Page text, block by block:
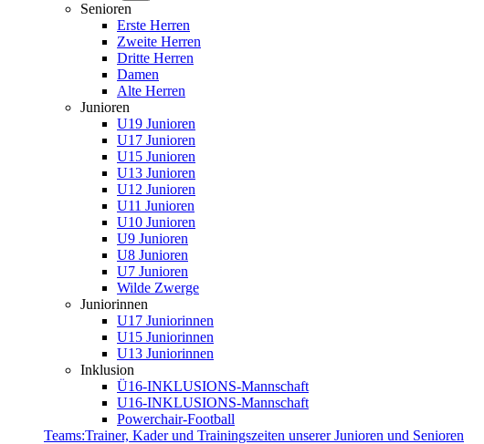
Senioren
Erste Herren
Zweite Herren
Dritte Herren
Damen
Alte Herren
Junioren
U19 Junioren
U17 Junioren
U15 Junioren
U13 Junioren
U12 Junioren
U11 Junioren
U10 Junioren
U9 Junioren
U8 Junioren
U7 Junioren
Wilde Zwerge
Juniorinnen
U17 Juniorinnen
U15 Juniorinnen
U13 Juniorinnen
Inklusion
Ü16-INKLUSIONS-Mannschaft
U16-INKLUSIONS-Mannschaft
Powerchair-Football
Teams:Trainer, Kader und Trainingszeiten unserer Junioren und Senioren